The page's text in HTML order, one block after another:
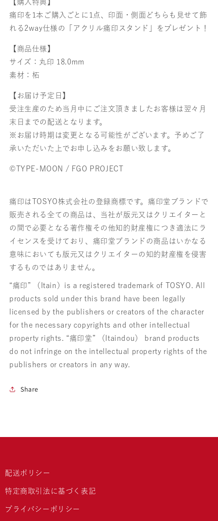
【購入特典】
痛印を1本ご購入ごとに1点、印面・側面どちらも見せて飾
れる2way仕様の「アクリル痛印スタンド」をプレゼント！
【商品仕様】
サイズ：丸印 18.0mm
素材：柘
【お届け予定日】
受注生産のため当月中にご注文頂きましたお客様は翌々月
末日までの配送となります。
※お届け時期は変更となる可能性がございます。予めご了
承いただいた上でお申し込みをお願い致します。
©TYPE-MOON / FGO PROJECT
痛印はTOSYO株式会社の登録商標です。痛印堂ブランドで
販売される全ての商品は、当社が版元又はクリエイターと
の間で必要となる著作権その他知的財産権につき適法にラ
イセンスを受けており、痛印堂ブランドの商品はいかなる
意味においても版元又はクリエイターの知的財産権を侵害
するものではありません。
“痛印” （Itain）is a registered trademark of TOSYO. All
products sold under this brand have been legally
licensed by the publishers or creators of the character
for the necessary copyrights and other intellectual
property rights. “痛印堂” （Itaindou） brand products
do not infringe on the intellectual property rights of the
publishers or creators in any way.
Share
配送ポリシー
特定商取引法に基づく表記
プライバシーポリシー